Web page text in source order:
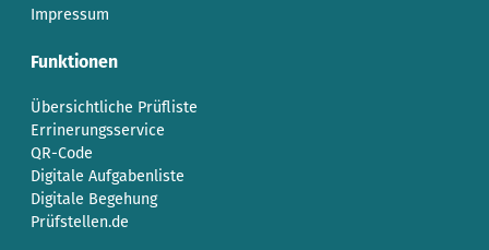
Impressum
Funktionen
Übersichtliche Prüfliste
Errinerungsservice
QR-Code
Digitale Aufgabenliste
Digitale Begehung
Prüfstellen.de